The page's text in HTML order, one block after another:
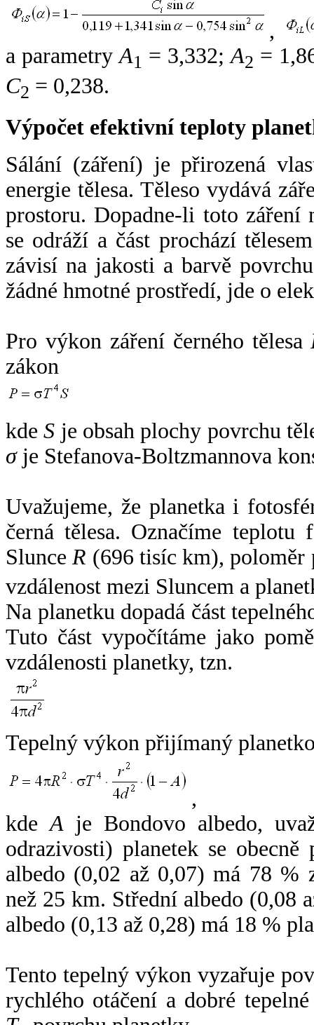
,
a parametryA1 = 3,332;A2 =
C2 = 0,238.
Výpočet efektivní teploty
Sálání (záření) je přirozená
energie tělesa. Těleso vydává
prostoru. Dopadne-li toto záření
se odráží a část prochází
závisí na jakosti a barvě
žádné hmotné prostředí, jde o
Pro výkon záření černého tělesa
zákon
kdeS je obsah plochy povrchu
σje Stefanova-Boltzmannova
Uvažujeme, že planetka i
černá tělesa. Označíme
SlunceR (696 tisíc km),
vzdálenost mezi Sluncem a
Na planetku dopadá část
Tuto část vypočítáme jako
vzdálenosti planetky, tzn.
Tepelný výkon přijímaný
,
kdeA je Bondovo albedo,
odrazivosti) planetek se
albedo (0,02 až 0,07) má 78 %
než 25 km. Střední albedo (0,08
albedo (0,13 až 0,28) má 18 %
Tento tepelný výkon vyzařuje
rychlého otáčení a dobré